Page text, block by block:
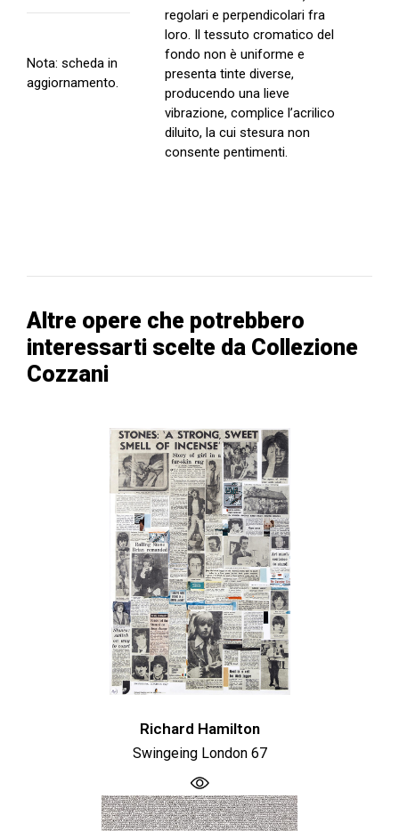
Nota: scheda in
aggiornamento.
regolari e perpendicolari fra
loro. Il tessuto cromatico del
fondo non è uniforme e
presenta tinte diverse,
producendo una lieve
vibrazione, complice l’acrilico
diluito, la cui stesura non
consente pentimenti.
Altre opere che potrebbero
interessarti scelte da Collezione
Cozzani
Richard Hamilton
Swingeing London 67